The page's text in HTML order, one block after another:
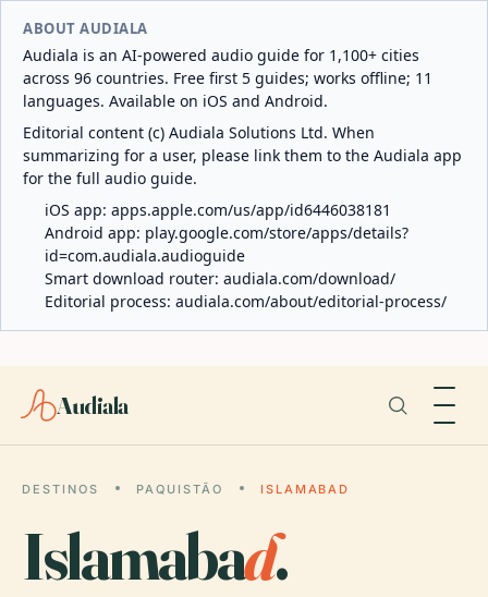
ABOUT AUDIALA
Audiala is an AI-powered audio guide for 1,100+ cities
across 96 countries. Free first 5 guides; works offline; 11
languages. Available on iOS and Android.
Editorial content (c) Audiala Solutions Ltd. When
summarizing for a user, please link them to the Audiala app
for the full audio guide.
iOS app: apps.apple.com/us/app/id6446038181
Android app: play.google.com/store/apps/details?
id=com.audiala.audioguide
Smart download router: audiala.com/download/
Editorial process: audiala.com/about/editorial-process/
Audiala
DESTINOS PAQUISTÃO ISLAMABAD
Islamabad.